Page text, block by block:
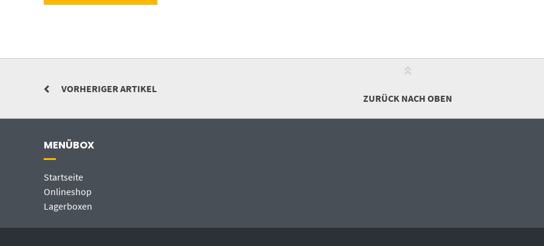
VORHERIGER ARTIKEL
ZURÜCK NACH OBEN
MENÜBOX
Startseite
Onlineshop
Lagerboxen